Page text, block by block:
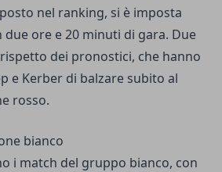
nel ranking, si è imposta
due ore e 20 minuti di gara. Due
dei pronostici, che hanno
e Kerber di balzare subito al
rosso.
bianco
i match del gruppo bianco, con